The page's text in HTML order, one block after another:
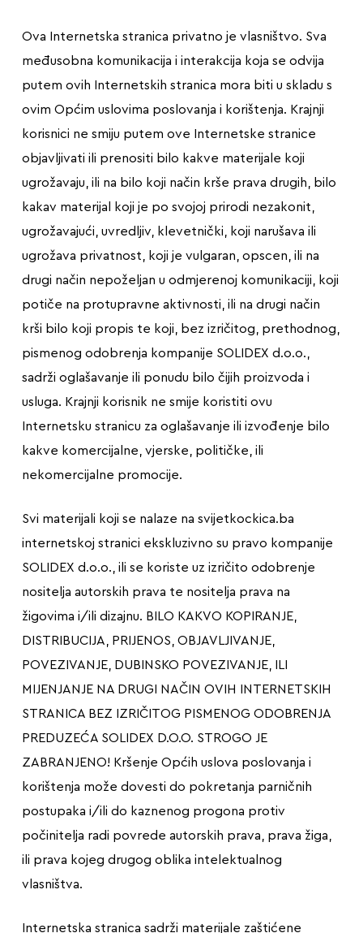
Ova Internetska stranica privatno je vlasništvo. Sva
međusobna komunikacija i interakcija koja se odvija
putem ovih Internetskih stranica mora biti u skladu s
ovim Općim uslovima poslovanja i korištenja. Krajnji
korisnici ne smiju putem ove Internetske stranice
objavljivati ili prenositi bilo kakve materijale koji
ugrožavaju, ili na bilo koji način krše prava drugih, bilo
kakav materijal koji je po svojoj prirodi nezakonit,
ugrožavajući, uvredljiv, klevetnički, koji narušava ili
ugrožava privatnost, koji je vulgaran, opscen, ili na
drugi način nepoželjan u odmjerenoj komunikaciji, koji
potiče na protupravne aktivnosti, ili na drugi način
krši bilo koji propis te koji, bez izričitog, prethodnog,
pismenog odobrenja kompanije SOLIDEX d.o.o.,
sadrži oglašavanje ili ponudu bilo čijih proizvoda i
usluga. Krajnji korisnik ne smije koristiti ovu
Internetsku stranicu za oglašavanje ili izvođenje bilo
kakve komercijalne, vjerske, političke, ili
nekomercijalne promocije.
Svi materijali koji se nalaze na svijetkockica.ba
internetskoj stranici ekskluzivno su pravo kompanije
SOLIDEX d.o.o., ili se koriste uz izričito odobrenje
nositelja autorskih prava te nositelja prava na
žigovima i/ili dizajnu. BILO KAKVO KOPIRANJE,
DISTRIBUCIJA, PRIJENOS, OBJAVLJIVANJE,
POVEZIVANJE, DUBINSKO POVEZIVANJE, ILI
MIJENJANJE NA DRUGI NAČIN OVIH INTERNETSKIH
STRANICA BEZ IZRIČITOG PISMENOG ODOBRENJA
PREDUZEĆA SOLIDEX D.O.O. STROGO JE
ZABRANJENO! Kršenje Općih uslova poslovanja i
korištenja može dovesti do pokretanja parničnih
postupaka i/ili do kaznenog progona protiv
počinitelja radi povrede autorskih prava, prava žiga,
ili prava kojeg drugog oblika intelektualnog
vlasništva.
Internetska stranica sadrži materijale zaštićene